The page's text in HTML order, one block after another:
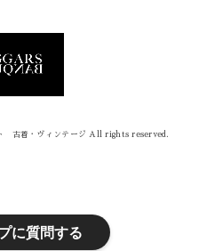
古着・ヴィンテージ All rights reserved.
に質問する